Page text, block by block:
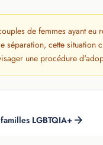
de femmes ayant
séparation, cette
une procédure
LGBTQIA+